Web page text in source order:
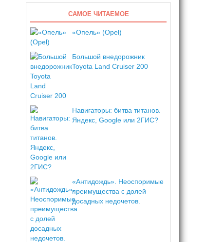
САМОЕ ЧИТАЕМОЕ
«Опель» (Opel)
Большой внедорожник
Toyota Land Cruiser 200
Навигаторы: битва титанов.
Яндекс, Google или 2ГИС?
«Антидождь». Неоспоримые
преимущества с долей
досадных недочетов.